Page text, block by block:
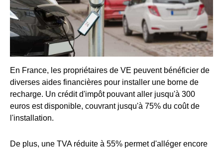
En France, les propriétaires de VE peuvent bénéficier de
diverses aides financières pour installer une borne de
recharge. Un crédit d'impôt pouvant aller jusqu'à 300
euros est disponible, couvrant jusqu'à 75% du coût de
l'installation.
De plus, une TVA réduite à 55% permet d'alléger encore